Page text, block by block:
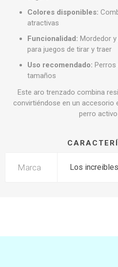
Colores disponibles:
atractivas
Funcionalidad: Mordedor
para juegos de tirar y traer
Uso recomendado: Perros
tamaños
Este aro trenzado combina
convirtiéndose en un accesorio
perro
Marca Los increibles